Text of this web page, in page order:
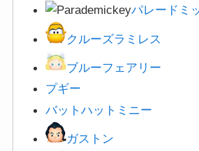
パレードミ
クルーズラミレス
ブルーフェアリー
プギー
バットハットミニー
ガストン